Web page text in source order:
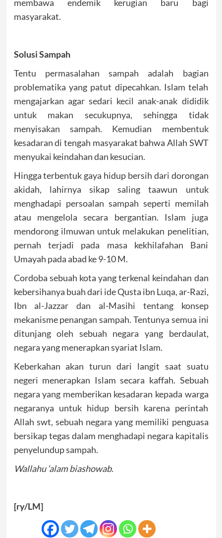
membawa endemik kerugian baru bagi
masyarakat.
Solusi Sampah
Tentu permasalahan sampah adalah bagian
problematika yang patut dipecahkan. Islam telah
mengajarkan agar sedari kecil anak-anak dididik
untuk makan secukupnya, sehingga tidak
menyisakan sampah. Kemudian membentuk
kesadaran di tengah masyarakat bahwa Allah SWT
menyukai keindahan dan kesucian.
Hingga terbentuk gaya hidup bersih dari dorongan
akidah, lahirnya sikap saling taawun untuk
menghadapi persoalan sampah seperti memilah
atau mengelola secara bergantian. Islam juga
mendorong ilmuwan untuk melakukan penelitian,
pernah terjadi pada masa kekhilafahan Bani
Umayah pada abad ke 9-10 M.
Cordoba sebuah kota yang terkenal keindahan dan
kebersihanya buah dari ide Qusta ibn Luqa, ar-Razi,
Ibn al-Jazzar dan al-Masihi tentang konsep
mekanisme penangan sampah. Tentunya semua ini
ditunjang oleh sebuah negara yang berdaulat,
negara yang menerapkan syariat Islam.
Keberkahan akan turun dari langit saat suatu
negeri menerapkan Islam secara kaffah. Sebuah
negara yang memberikan kesadaran kepada warga
negaranya untuk hidup bersih karena perintah
Allah swt, sebuah negara yang memiliki penguasa
bersikap tegas dalam menghadapi negara kapitalis
penyelundup sampah.
Wallahu ‘alam biashowab.
[ry/LM]